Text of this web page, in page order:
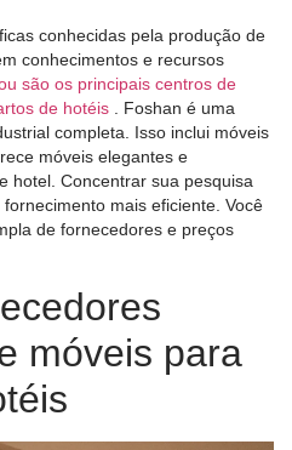
conhecidas pela produção de
conhecimentos e recursos
são os principais centros de
de hotéis
. Foshan é uma
completa. Isso inclui móveis
móveis elegantes e
hotel. Concentrar sua pesquisa
mais eficiente. Você
de fornecedores e preços
móveis para